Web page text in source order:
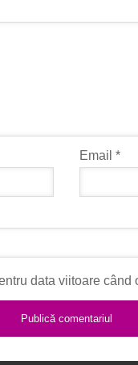
Email *
data viitoare când